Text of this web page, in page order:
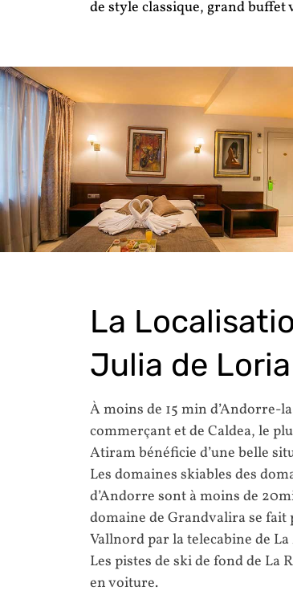
de style classique, grand
La
Julia de
À moins de 15 min d’Andorre-
commerçant et de Caldea, le
Atiram bénéficie d’une belle
Les domaines skiables des
d’Andorre sont à moins de
domaine de Grandvalira se fait
Vallnord par la telecabine de La
Les pistes de ski de fond de La
en voiture.